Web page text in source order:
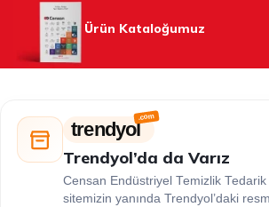
Ürün Kataloğumuz
trendyol
Trendyol’da da Varız
Censan Endüstriyel Temizlik
sitemizin yanında Trendyol’daki